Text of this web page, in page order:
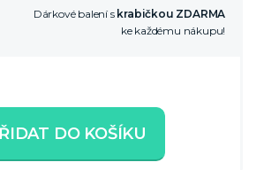
Dárkové balení s krabičkou ZDARMA
ke každému nákupu!
DO KOŠÍKU